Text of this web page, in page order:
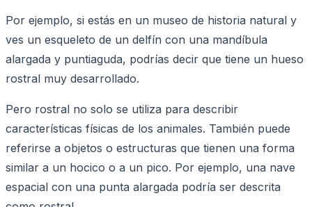
Por ejemplo, si estás en un museo de historia natural y
ves un esqueleto de un delfín con una mandíbula
alargada y puntiaguda, podrías decir que tiene un hueso
rostral muy desarrollado.
Pero rostral no solo se utiliza para describir
características físicas de los animales. También puede
referirse a objetos o estructuras que tienen una forma
similar a un hocico o a un pico. Por ejemplo, una nave
espacial con una punta alargada podría ser descrita